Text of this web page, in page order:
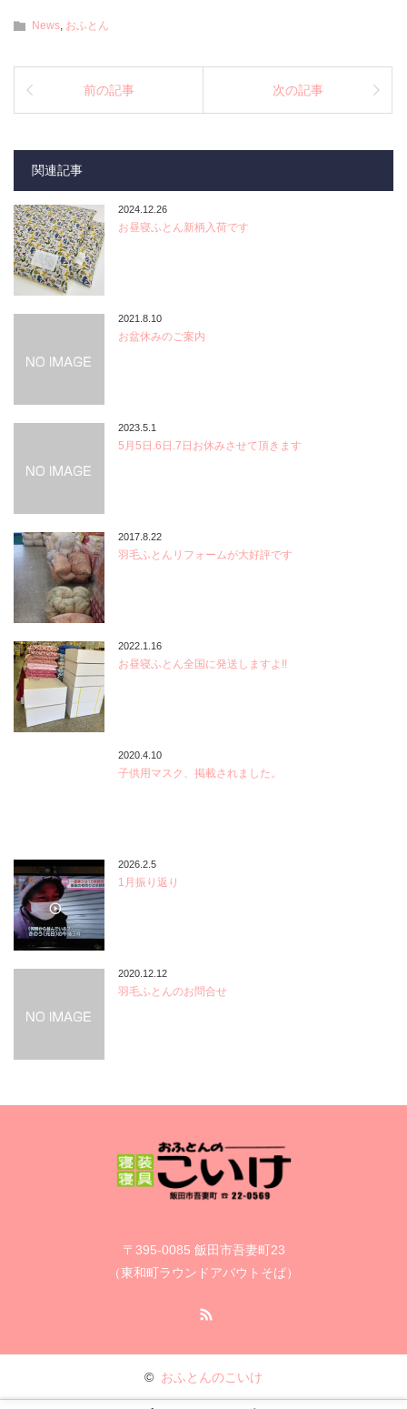
News おふとん
前の記事 次の記事
関連記事
2024.12.26
お昼寝ふとん新柄入荷です
2021.8.10
お盆休みのご案内
2023.5.1
5月5日.6日.7日お休みさせて頂きます
2017.8.22
羽毛ふとんリフォームが大好評です
2022.1.16
お昼寝ふとん全国に発送しますよ!!
2020.4.10
子供用マスク、掲載されました。
2026.2.5
1月振り返り
2020.12.12
羽毛ふとんのお問合せ
〒395-0085 飯田市吾妻町23
（東和町ラウンドアバウトそば）
© おふとんのこいけ